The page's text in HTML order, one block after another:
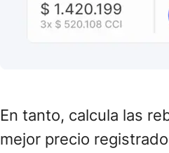
En tanto, calcula las
mejor precio